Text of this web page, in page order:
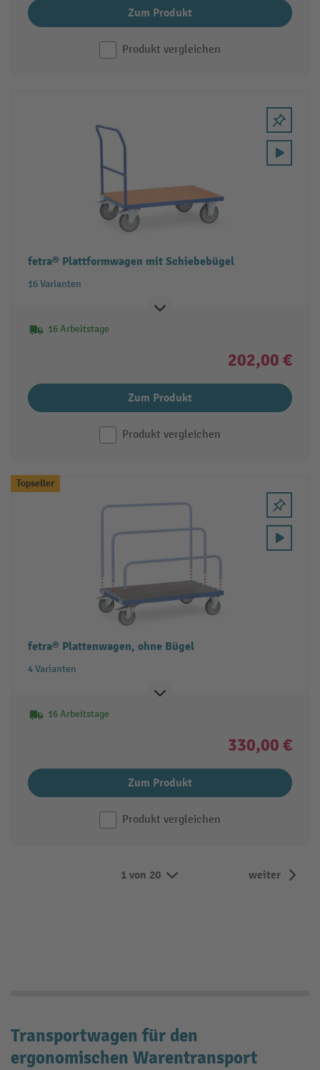
Zum Produkt
Produkt vergleichen
fetra® Plattformwagen mit Schiebebügel
16 Varianten
16 Arbeitstage
202,00 €
Zum Produkt
Produkt vergleichen
Topseller
fetra® Plattenwagen, ohne Bügel
4 Varianten
16 Arbeitstage
330,00 €
Zum Produkt
Produkt vergleichen
1 von 20 weiter
Transportwagen für den
ergonomischen Warentransport